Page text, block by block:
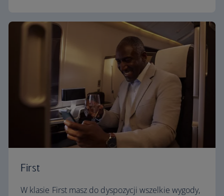
First
W klasie First masz do dyspozycji wszelkie wygody,